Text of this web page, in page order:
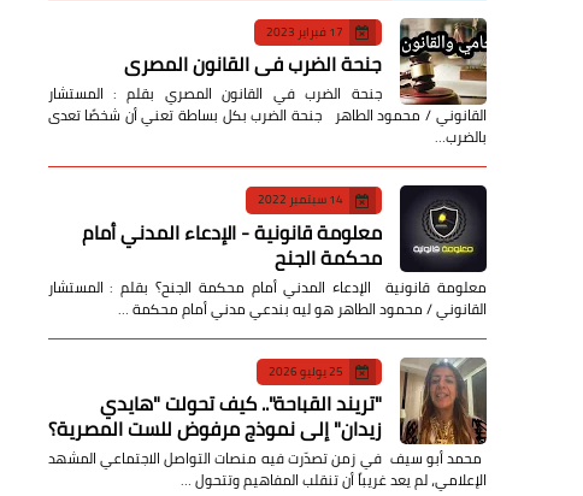
17 فبراير 2023
جنحة الضرب في القانون المصري
جنحة الضرب في القانون المصري بقلم : المستشار
القانوني / محمود الطاهر جنحة الضرب بكل بساطة تعني أن شخصًا تعدى
بالضرب…
14 سبتمبر 2022
معلومة قانونية - الإدعاء المدني أمام
محكمة الجنح
معلومة قانونية الإدعاء المدني أمام محكمة الجنح؟ بقلم : المستشار
القانوني / محمود الطاهر هو ليه بندعي مدني أمام محكمة …
25 يوليو 2026
​"تريند القباحة".. كيف تحولت "هايدي
زيدان" إلى نموذج مرفوض للست المصرية؟
​ محمد أبو سيف ​في زمن تصدّرت فيه منصات التواصل الاجتماعي المشهد
الإعلامي، لم يعد غريباً أن تنقلب المفاهيم وتتحول …